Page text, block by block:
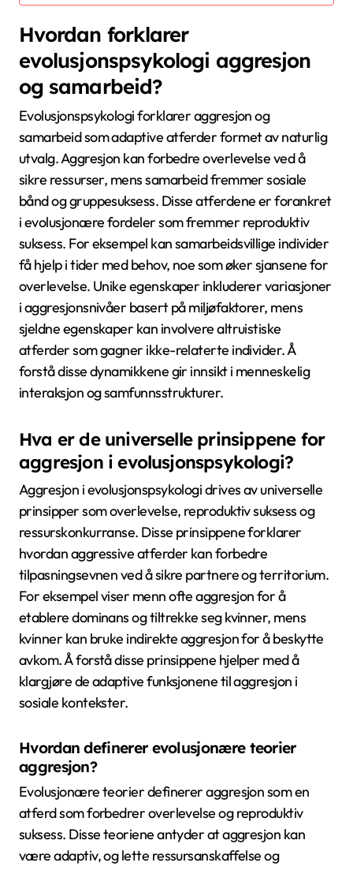
Hvordan forklarer
evolusjonspsykologi aggresjon
og samarbeid?
Evolusjonspsykologi forklarer aggresjon og
samarbeid som adaptive atferder formet av naturlig
utvalg. Aggresjon kan forbedre overlevelse ved å
sikre ressurser, mens samarbeid fremmer sosiale
bånd og gruppesuksess. Disse atferdene er forankret
i evolusjonære fordeler som fremmer reproduktiv
suksess. For eksempel kan samarbeidsvillige individer
få hjelp i tider med behov, noe som øker sjansene for
overlevelse. Unike egenskaper inkluderer variasjoner
i aggresjonsnivåer basert på miljøfaktorer, mens
sjeldne egenskaper kan involvere altruistiske
atferder som gagner ikke-relaterte individer. Å
forstå disse dynamikkene gir innsikt i menneskelig
interaksjon og samfunnsstrukturer.
Hva er de universelle prinsippene for
aggresjon i evolusjonspsykologi?
Aggresjon i evolusjonspsykologi drives av universelle
prinsipper som overlevelse, reproduktiv suksess og
ressurskonkurranse. Disse prinsippene forklarer
hvordan aggressive atferder kan forbedre
tilpasningsevnen ved å sikre partnere og territorium.
For eksempel viser menn ofte aggresjon for å
etablere dominans og tiltrekke seg kvinner, mens
kvinner kan bruke indirekte aggresjon for å beskytte
avkom. Å forstå disse prinsippene hjelper med å
klargjøre de adaptive funksjonene til aggresjon i
sosiale kontekster.
Hvordan definerer evolusjonære teorier
aggresjon?
Evolusjonære teorier definerer aggresjon som en
atferd som forbedrer overlevelse og reproduktiv
suksess. Disse teoriene antyder at aggresjon kan
være adaptiv, og lette ressursanskaffelse og